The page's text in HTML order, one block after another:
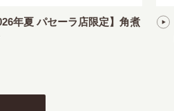
年夏 パセーラ店限定】角煮